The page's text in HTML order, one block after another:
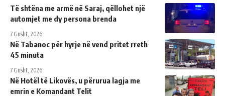
Të shtëna me armë në Saraj, qëllohet një
automjet me dy persona brenda
7 Gusht, 2026
Në Tabanoc për hyrje në vend pritet rreth
45 minuta
7 Gusht, 2026
Në Hotël të Likovës, u përurua lagja me
emrin e Komandant Telit